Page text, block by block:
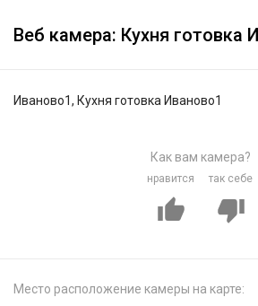
Веб камера: Кухня готовка
Иваново1, Кухня готовка Иваново1
Как вам камера?
нравится так себе
Место расположение камеры на карте: